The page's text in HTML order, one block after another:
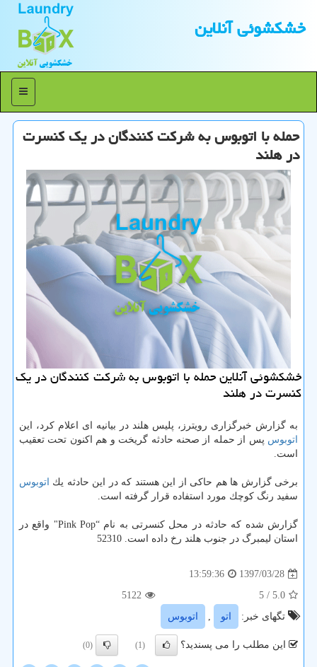
خشكشوئی آنلاین
منو
حمله با اتوبوس به شركت كنندگان در یك كنسرت
در هلند
خشكشوئی آنلاین حمله با اتوبوس به شركت كنندگان در یك
كنسرت در هلند
به گزارش خبرگزاری رویترز، پلیس هلند در بیانیه ای اعلام كرد، این
اتوبوس پس از حمله از صحنه حادثه گریخت و هم اكنون تحت تعقیب
است.
برخی گزارش ها هم حاكی از این هستند كه در این حادثه یك اتوبوس
سفید رنگ كوچك مورد استفاده قرار گرفته است.
گزارش شده كه حادثه در محل كنسرتی به نام “Pink Pop" واقع در
استان لیمبرگ در جنوب هلند رخ داده است. 52310
1397/03/28
13:59:36
5.0
/ 5
5122
تگهای خبر:
اتو , اتوبوس
این مطلب را می پسندید؟ (1)
(0)